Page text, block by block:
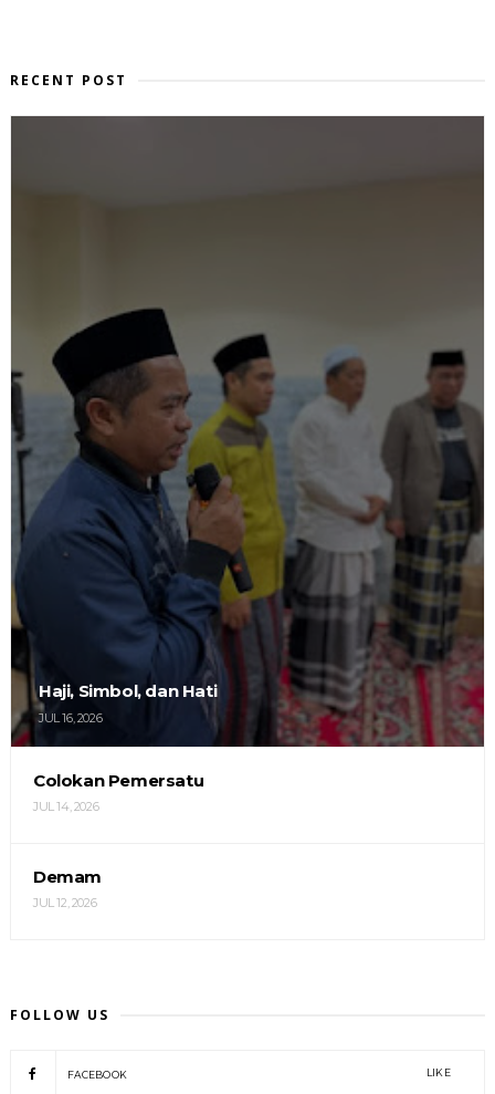
RECENT POST
Haji, Simbol, dan Hati
JUL 16, 2026
Colokan Pemersatu
JUL 14, 2026
Demam
JUL 12, 2026
FOLLOW US
FACEBOOK LIKE